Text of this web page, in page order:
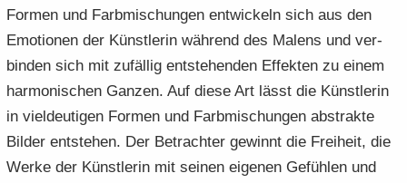
For­men und Farb­mi­schun­gen ent­wi­ckeln sich aus den
Emo­tio­nen der Künst­le­rin wäh­rend des Ma­lens und ver­
bin­den sich mit zu­fäl­lig ent­ste­hen­den Ef­fek­ten zu einem
har­mo­ni­schen Gan­zen. Auf diese Art lässt die Künst­le­rin
in viel­deu­ti­gen For­men und Farb­mi­schun­gen abs­trak­te
Bil­der ent­ste­hen. Der Be­trach­ter ge­winnt die Frei­heit, die
Werke der Künst­le­rin mit sei­nen ei­ge­nen Ge­füh­len und